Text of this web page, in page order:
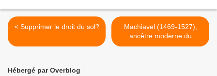
< Supprimer le droit du sol?
Machiavel (1469-1527),
ancêtre moderne du
républicanisme et du
Hébergé par Overblog